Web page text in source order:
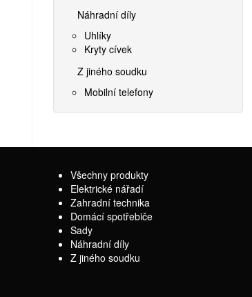
Náhradní díly
Uhlíky
Kryty cívek
Z jiného soudku
Mobilní telefony
Všechny produkty
Elektrické nářadí
Zahradní technika
Domácí spotřebiče
Sady
Náhradní díly
Z jiného soudku